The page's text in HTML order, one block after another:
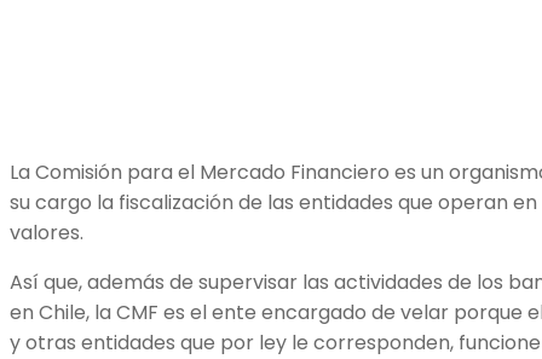
La Comisión para el Mercado Financiero es un
su cargo la fiscalización de las entidades que operan
valores.
Así que, además de supervisar las actividades de los
en Chile, la CMF es el ente encargado de velar porque
y otras entidades que por ley le corresponden,